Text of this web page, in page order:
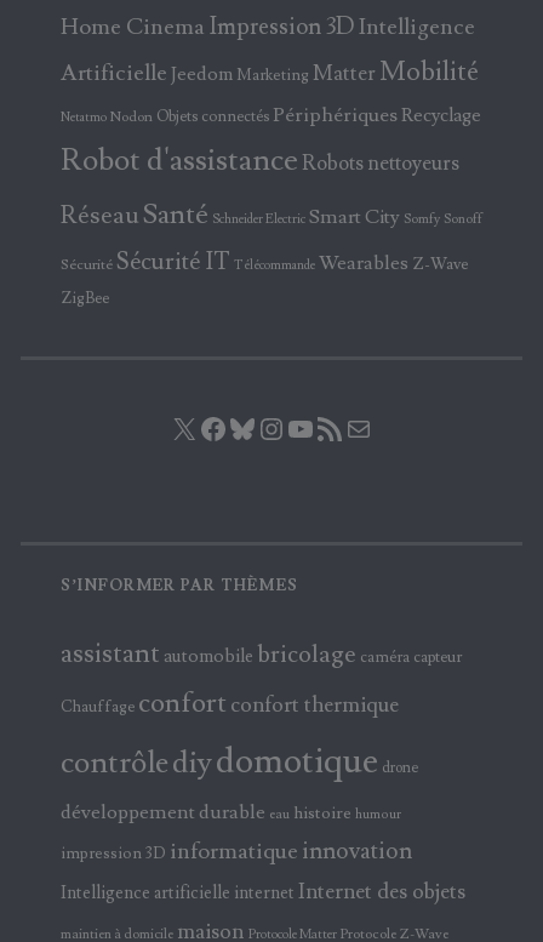
Home Cinema Impression 3DIntelligence
Artificielle Jeedom Marketing Matter Mobilité
Netatmo Nodon Objets connectés PériphériquesRecyclage
Robot d'assistance Robots nettoyeurs
RéseauSanté Schneider Electric Smart City Somfy Sonoff
Sécurité Sécurité IT Télécommande Wearables Z-Wave
ZigBee
X Facebook
Bluesky
Instagram
YouTube
Flux RSS
S’INFORMER PAR THÈMES
assistant automobile bricolage caméra capteur
Chauffage confort confort thermique
contrôlediydomotique drone
développement durable eau histoire humour
impression 3D informatique innovation
Intelligence artificielle internet Internet des objets
maintien à domicile maison Protocole Matter Protocole Z-Wave